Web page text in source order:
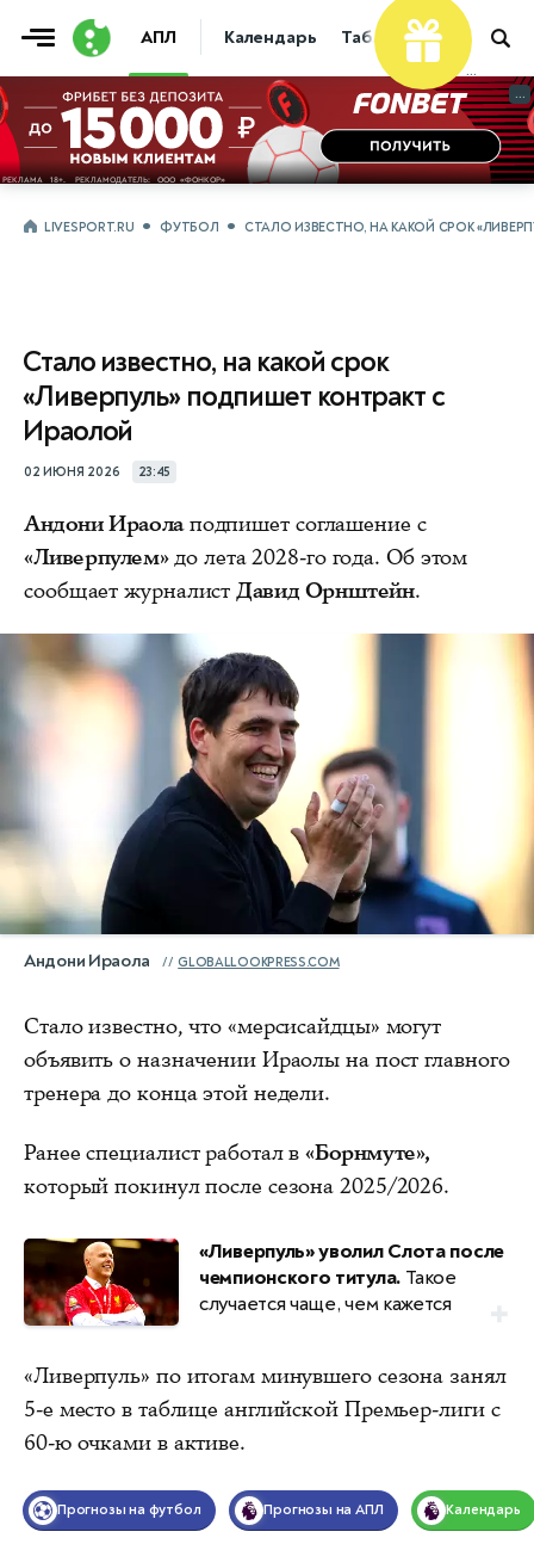
АПЛ Календарь Таблица Прогнозы
...
...
LIVESPORT.RU ФУТБОЛ СТАЛО ИЗВЕСТНО, НА КАКОЙ СРОК
Стало известно, на какой срок
«Ливерпуль» подпишет контракт с
Ираолой
02 ИЮНЯ 2026 23:45
Андони Ираолаподпишет соглашение с
«Ливерпулем»до лета 2028-го года. Об этом
сообщает журналистДавид Орнштейн.
Андони Ираола GLOBALLOOKPRESS.COM
Стало известно, что «мерсисайдцы» могут
объявить о назначении Ираолы на пост главного
тренера до конца этой недели.
Ранее специалист работал в«Борнмуте»,
который покинул после сезона 2025/2026.
«Ливерпуль» уволил Слота после
чемпионского титула. Такое
случается чаще, чем кажется
«Ливерпуль» по итогам минувшего сезона занял
5-е место в таблице английской Премьер-лиги с
60-ю очками в активе.
Прогнозы на футбол Прогнозы на АПЛ Календарь